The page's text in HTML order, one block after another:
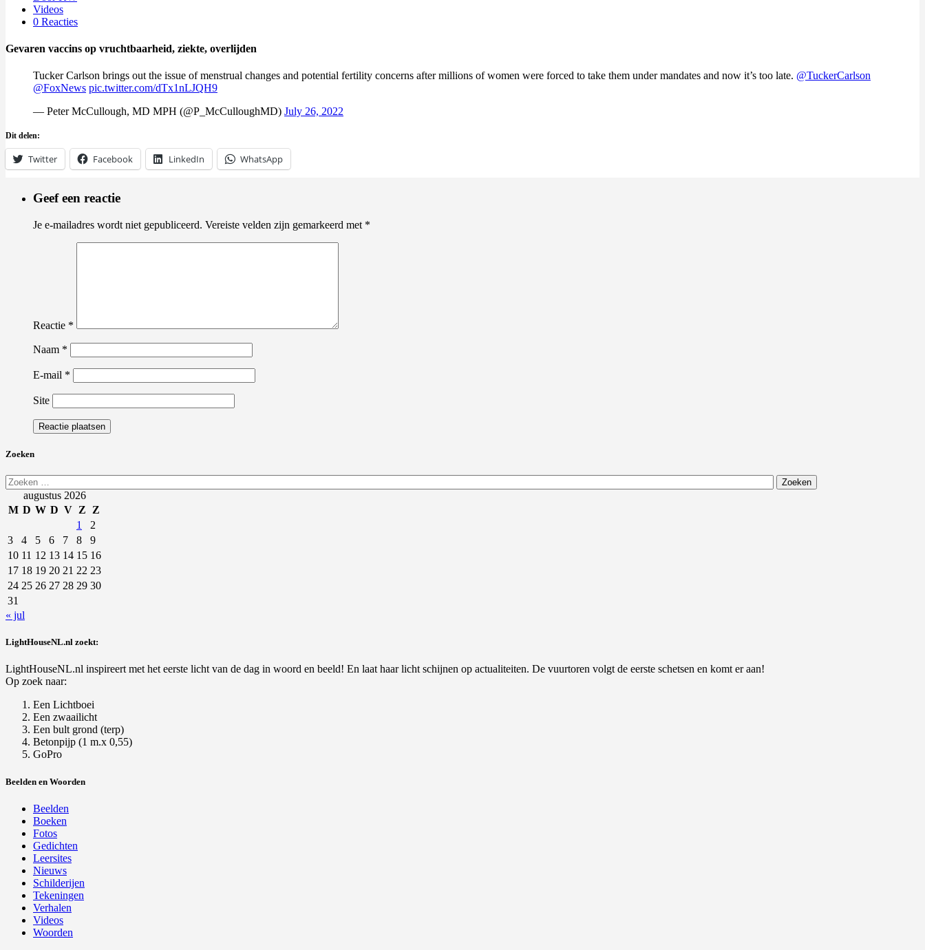
Videos
0 Reacties
Gevaren vaccins op vruchtbaarheid, ziekte, overlijden
Tucker Carlson brings out the issue of menstrual changes and potential fertility concerns after millions of women were forced to take them under mandates and now it’s too late. @TuckerCarlson
@FoxNews pic.twitter.com/dTx1nLJQH9
— Peter McCullough, MD MPH (@P_McCulloughMD) July 26, 2022
Dit delen:
Twitter Facebook LinkedIn WhatsApp
Geef een reactie
Je e-mailadres wordt niet gepubliceerd. Vereiste velden zijn gemarkeerd met *
Reactie *
Naam *
E-mail *
Site
Zoeken
Zoeken
naar:augustus 2026
M D W D V Z
Z
1
2
3
4 5 6 7 8
9
10 11 12 13 14 15 16
17 18 19 20 21 22 23
24 25 26 27 28 29 30
31
« jul
LightHouseNL.nl zoekt:
LightHouseNL.nl inspireert met het eerste licht van de dag in woord en beeld! En laat haar licht schijnen op actualiteiten. De vuurtoren volgt de eerste schetsen en komt er aan!
Op zoek naar:
Een Lichtboei
Een zwaailicht
Een bult grond (terp)
Betonpijp (1 m.x 0,55)
GoPro
Beelden en Woorden
Beelden
Boeken
Fotos
Gedichten
Leersites
Nieuws
Schilderijen
Tekeningen
Verhalen
Videos
Woorden